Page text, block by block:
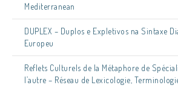
Mediterranean
DUPLEX – Duplos e Expletivos na Sintaxe
Europeu
Reflets Culturels de la Métaphore de
l’autre – Réseau de Lexicologie,